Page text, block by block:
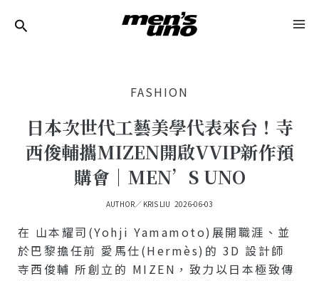
FASHION
日本次世代工藝美學代表來台！寺
西俊輔攜MIZEN開啟VVIP新作預
購會｜MEN’S UNO
AUTHOR／ KRIS LIU 2026-06-03
在 山本耀司(Yohji Yamamoto)展開職涯、並
於巴黎擔任前 愛馬仕(Hermès)的 3D 設計師
寺西俊輔 所創立的 MIZEN，致力以日本極致傳
Navigation